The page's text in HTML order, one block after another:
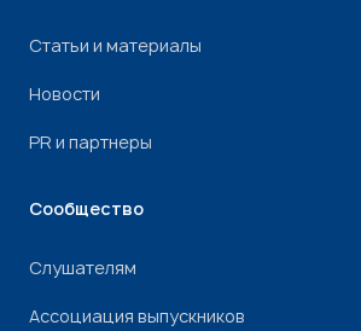
Статьи и материалы
Новости
PR и партнеры
Сообщество
Слушателям
Ассоциация выпускников